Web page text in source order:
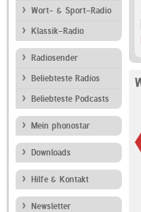
Wort- & Sport-Radio
Klassik-Radio
Radiosender
Beliebteste Radios
Beliebteste Podcasts
Mein phonostar
Downloads
Hilfe & Kontakt
Newsletter
Classic Rock Radio Stad Den